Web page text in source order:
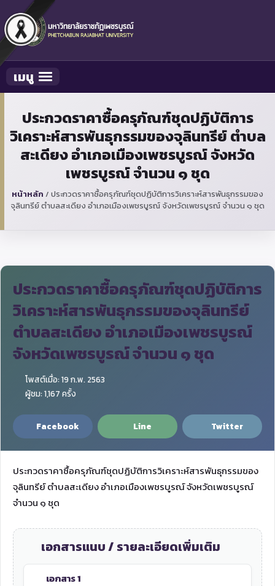
Toggle navigation
เมนู
ประกวดราคาซื้อครุภัณฑ์ชุดปฏิบัติการ
วิเคราะห์สารพันธุกรรมของจุลินทรีย์ ตำบล
สะเดียง อำเภอเมืองเพชรบูรณ์ จังหวัด
เพชรบูรณ์ จำนวน ๑ ชุด
หน้าหลัก / ประกวดราคาซื้อครุภัณฑ์ชุดปฏิบัติการวิเคราะห์สารพันธุกรรมของ
จุลินทรีย์ ตำบลสะเดียง อำเภอเมืองเพชรบูรณ์ จังหวัดเพชรบูรณ์ จำนวน ๑ ชุด
ประกวดราคาซื้อครุภัณฑ์ชุดปฏิบัติการ
วิเคราะห์สารพันธุกรรมของจุลินทรีย์
ตำบลสะเดียง อำเภอเมืองเพชรบูรณ์
จังหวัดเพชรบูรณ์ จำนวน ๑ ชุด
โพสต์เมื่อ: 19 ก.พ. 2563
ผู้ชม: 1,167 ครั้ง
Facebook Line Twitter
ประกวดราคาซื้อครุภัณฑ์ชุดปฏิบัติการวิเคราะห์สารพันธุกรรมของ
จุลินทรีย์ ตำบลสะเดียง อำเภอเมืองเพชรบูรณ์ จังหวัดเพชรบูรณ์
จำนวน ๑ ชุด
เอกสารแนบ / รายละเอียดเพิ่มเติม
เอกสาร 1